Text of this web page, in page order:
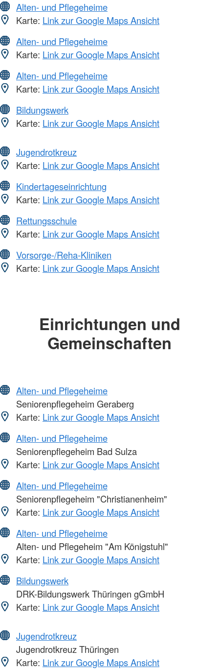
Alten- und Pflegeheime
Karte: Link zur Google Maps Ansicht
Alten- und Pflegeheime
Karte: Link zur Google Maps Ansicht
Alten- und Pflegeheime
Karte: Link zur Google Maps Ansicht
Bildungswerk
Karte: Link zur Google Maps Ansicht
Jugendrotkreuz
Karte: Link zur Google Maps Ansicht
Kindertageseinrichtung
Karte: Link zur Google Maps Ansicht
Rettungsschule
Karte: Link zur Google Maps Ansicht
Vorsorge-/Reha-Kliniken
Karte: Link zur Google Maps Ansicht
Einrichtungen und
Gemeinschaften
Alten- und Pflegeheime
Seniorenpflegeheim Geraberg
Karte: Link zur Google Maps Ansicht
Alten- und Pflegeheime
Seniorenpflegeheim Bad Sulza
Karte: Link zur Google Maps Ansicht
Alten- und Pflegeheime
Seniorenpflegeheim "Christianenheim"
Karte: Link zur Google Maps Ansicht
Alten- und Pflegeheime
Alten- und Pflegeheim "Am Königstuhl"
Karte: Link zur Google Maps Ansicht
Bildungswerk
DRK-Bildungswerk Thüringen gGmbH
Karte: Link zur Google Maps Ansicht
Jugendrotkreuz
Jugendrotkreuz Thüringen
Karte: Link zur Google Maps Ansicht